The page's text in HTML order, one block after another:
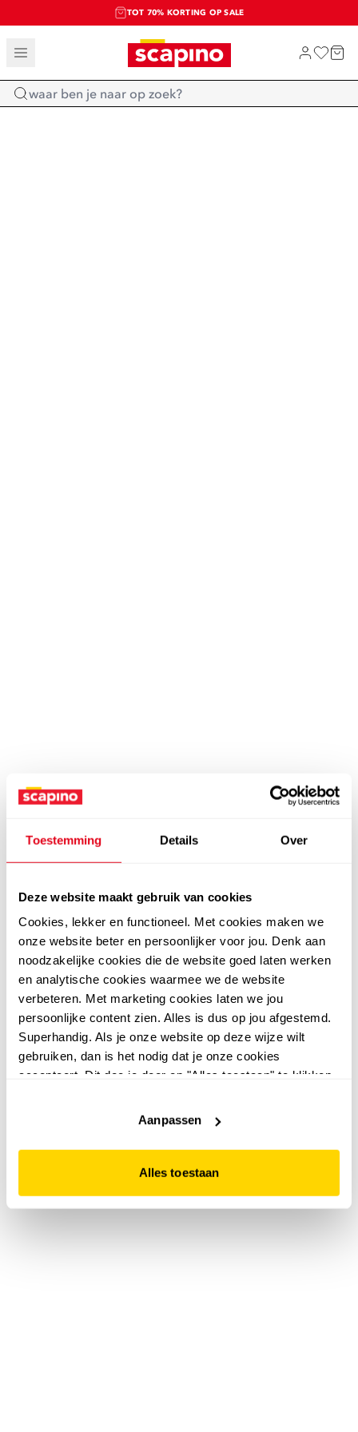
Toestemming Details Over
Deze website maakt gebruik van cookies
Cookies, lekker en functioneel. Met cookies maken we
onze website beter en persoonlijker voor jou. Denk aan
noodzakelijke cookies die de website goed laten werken
en analytische cookies waarmee we de website
verbeteren. Met marketing cookies laten we jou
persoonlijke content zien. Alles is dus op jou afgestemd.
Superhandig. Als je onze website op deze wijze wilt
gebruiken, dan is het nodig dat je onze cookies
accepteert. Dit doe je door op "Alles toestaan" te klikken.
website niet optimaal functioneert.
Aanpassen
Alles toestaan
TOT 70% KORTING OP SALE
SALE: LAATSTE KANS!
SHOP NIEUW
Home